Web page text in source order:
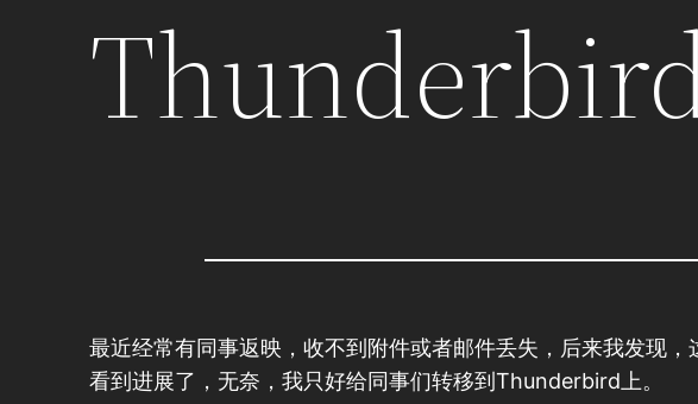
最近经常有同事返映，收不到附件或者邮件丢失，后来我发现
看到进展了，无奈，我只好给同事们转移到Thunderbird上。